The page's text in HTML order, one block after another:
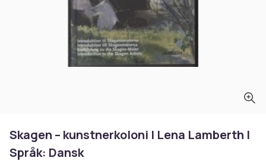
Skagen – kunstnerkoloni | Lena Lamberth |
Språk: Dansk